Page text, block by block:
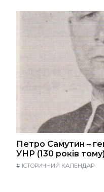
Петро Самутин –
УНР (130 років тому)
# ІСТОРИЧНИЙ КАЛЕНДАР